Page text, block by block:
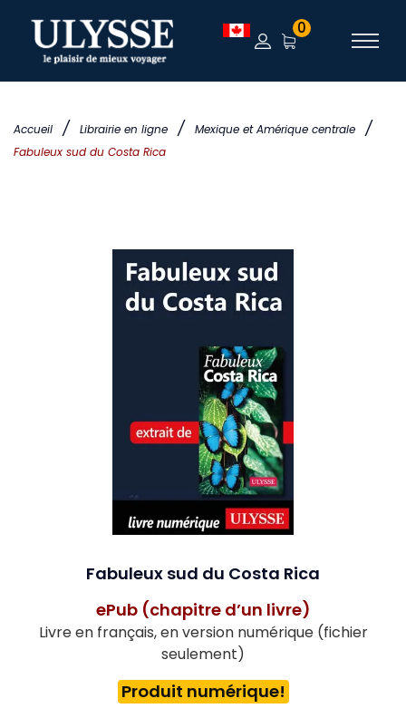
Accueil / Librairie en ligne / Mexique et Amérique centrale /
Fabuleux sud du Costa Rica
0
Fabuleux sud du Costa Rica
ePub (chapitre d’un livre)
Livre en français, en version numérique (fichier
seulement)
Produit numérique!